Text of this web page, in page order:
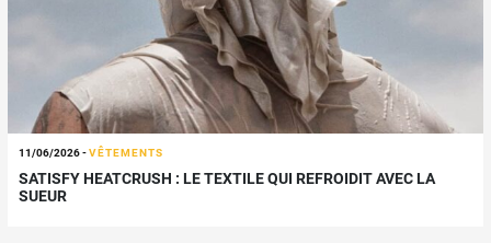
11/06/2026-VÊTEMENTS
SATISFY HEATCRUSH : LE TEXTILE QUI REFROIDIT AVEC LA
SUEUR